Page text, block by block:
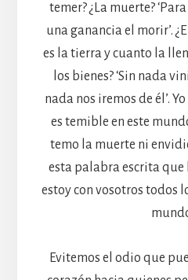
temer? ¿La muerte?
una ganancia el morir’.
es la tierra y cuanto la
los bienes? ‘Sin nada
nada nos iremos de él’.
es temible en este
temo la muerte ni
esta palabra escrita que
estoy con vosotros todos
Evitemos el odio que